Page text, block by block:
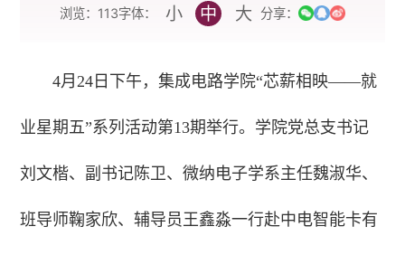
浏览： 113字体： 小 中 大 分享：
4月24日下午，集成电路学院“芯薪相映——就
业星期五”系列活动第13期举行。学院党总支书记
刘文楷、副书记陈卫、微纳电子学系主任魏淑华、
班导师鞠家欣、辅导员王鑫淼一行赴中电智能卡有